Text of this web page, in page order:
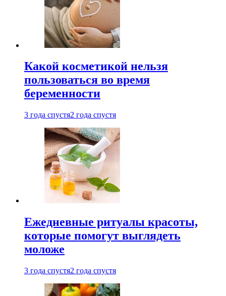
Какой косметикой нельзя
пользоваться во время
беременности
3 года спустя2 года спустя
Ежедневные ритуалы красоты,
которые помогут выглядеть
моложе
3 года спустя2 года спустя